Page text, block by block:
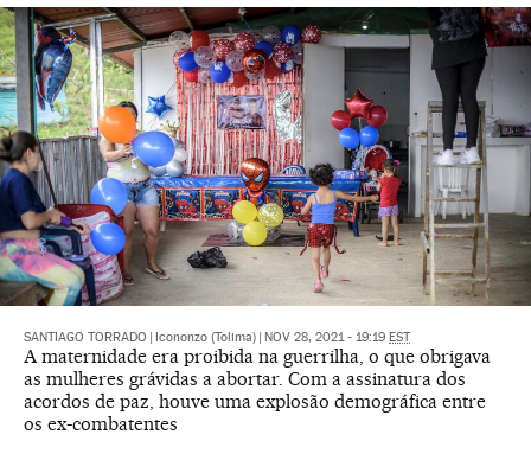
SANTIAGO TORRADO Icononzo (Tolima) NOV 28, 2021 - 19:19 EST
A maternidade era proibida na guerrilha, o que obrigava
as mulheres grávidas a abortar. Com a assinatura dos
acordos de paz, houve uma explosão demográfica entre
os ex-combatentes